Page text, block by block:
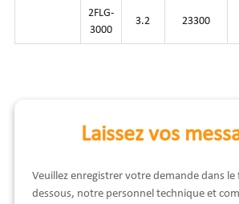
2FLG-
3000
3.2 23300
Laissez vos
Veuillez enregistrer votre demande dans
dessous, notre personnel technique et